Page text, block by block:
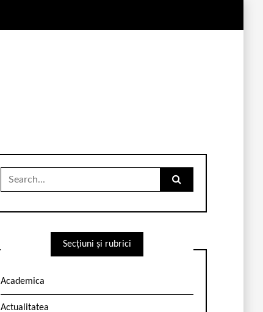
Secțiuni și rubrici
Academica
Actualitatea